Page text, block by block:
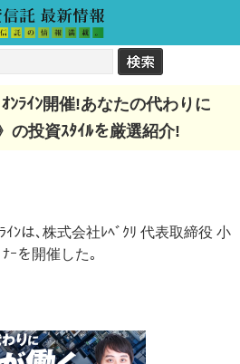
ﾝﾗｲﾝ開催!あなたの代わりに
の投資ｽﾀｲﾙを厳選紹介!
ｲﾝは､株式会社ﾚﾍﾞｸﾘ 代表取締役 ⼩
ｰを開催した｡